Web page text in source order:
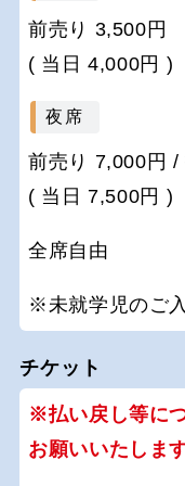
前売り 3,500円
( 当日 4,000円 )
夜席
前売り 7,000円 /
( 当日 7,500円 )
全席自由
※未就学児のご
チケット
※払い戻し等に
お願いいたします